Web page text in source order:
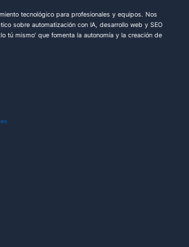
tecnológico para profesionales y equipos. Nos
sobre automatización con IA, desarrollo web y SEO
tú mismo' que fomenta la autonomía y la creación de